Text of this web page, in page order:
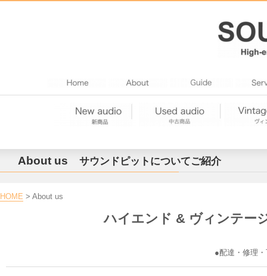
About us サウンドピットについてご紹介
HOME > About us
ハイエンド & ヴィンテー
●配達・修理